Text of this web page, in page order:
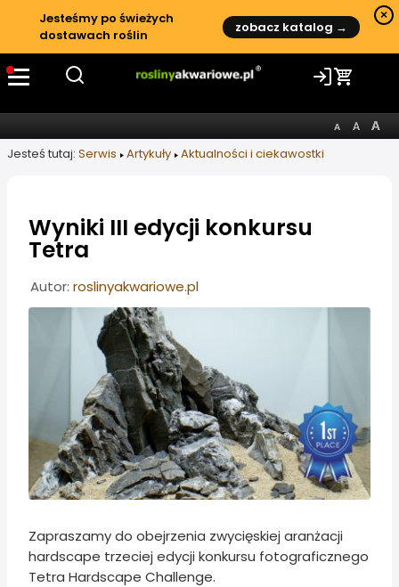
Jesteśmy po świeżych
dostawach roślin
zobacz katalog →
×
Jesteś tutaj: Serwis Artykuły Aktualności i ciekawostki
Wyniki III edycji konkursu
Tetra
Informacje o artykule
Autor: roslinyakwariowe.pl
Zapraszamy do obejrzenia zwycięskiej aranżacji
hardscape trzeciej edycji konkursu fotograficznego
Tetra Hardscape Challenge.